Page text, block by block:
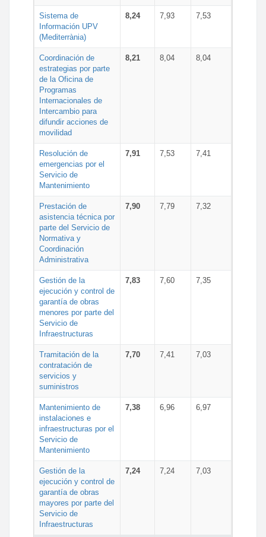
Sistema de
Información UPV
(Mediterrània)
8,24 7,93 7,53
Coordinación de
estrategias por parte
de la Oficina de
Programas
Internacionales de
Intercambio para
difundir acciones de
movilidad
8,21 8,04 8,04
Resolución de
emergencias por el
Servicio de
Mantenimiento
7,91 7,53 7,41
Prestación de
asistencia técnica por
parte del Servicio de
Normativa y
Coordinación
Administrativa
7,90 7,79 7,32
Gestión de la
ejecución y control de
garantía de obras
menores por parte del
Servicio de
Infraestructuras
7,83 7,60 7,35
Tramitación de la
contratación de
servicios y
suministros
7,70 7,41 7,03
Mantenimiento de
instalaciones e
infraestructuras por el
Servicio de
Mantenimiento
7,38 6,96 6,97
Gestión de la
ejecución y control de
garantía de obras
mayores por parte del
Servicio de
Infraestructuras
7,24 7,24 7,03